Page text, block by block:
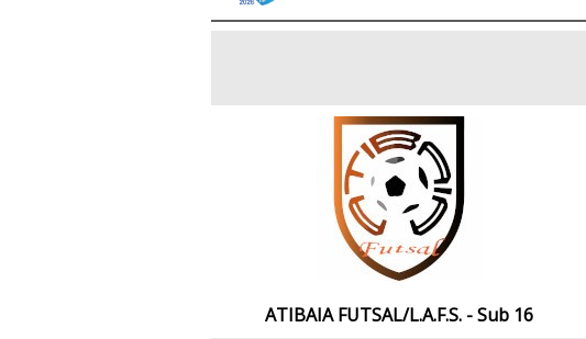
ATIBAIA FUTSAL/L.A.F.S. - Sub 16